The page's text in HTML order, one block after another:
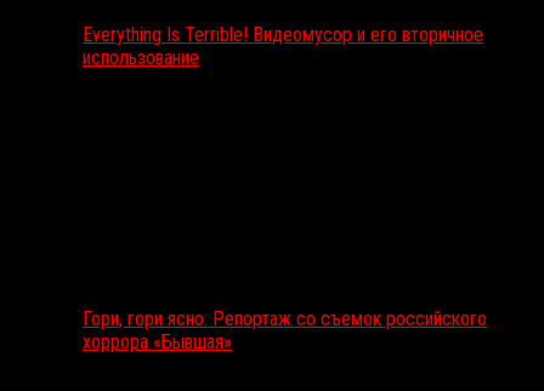
Everything Is Terrible! Видеомусор и его вторичное
использование
Гори, гори ясно: Репортаж со съемок российского
хоррора «Бывшая»